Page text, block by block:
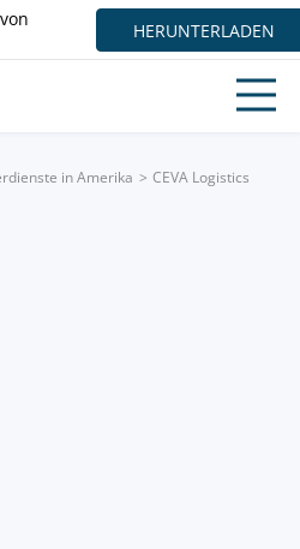
HERUNTERLADEN
in Amerika CEVA Logistics